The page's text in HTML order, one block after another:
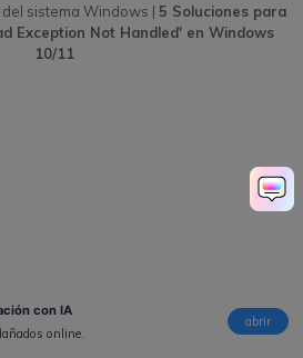
con IA
online.
abrir
sistema Windows | 5 Soluciones para
Exception Not Handled' en Windows
10/11